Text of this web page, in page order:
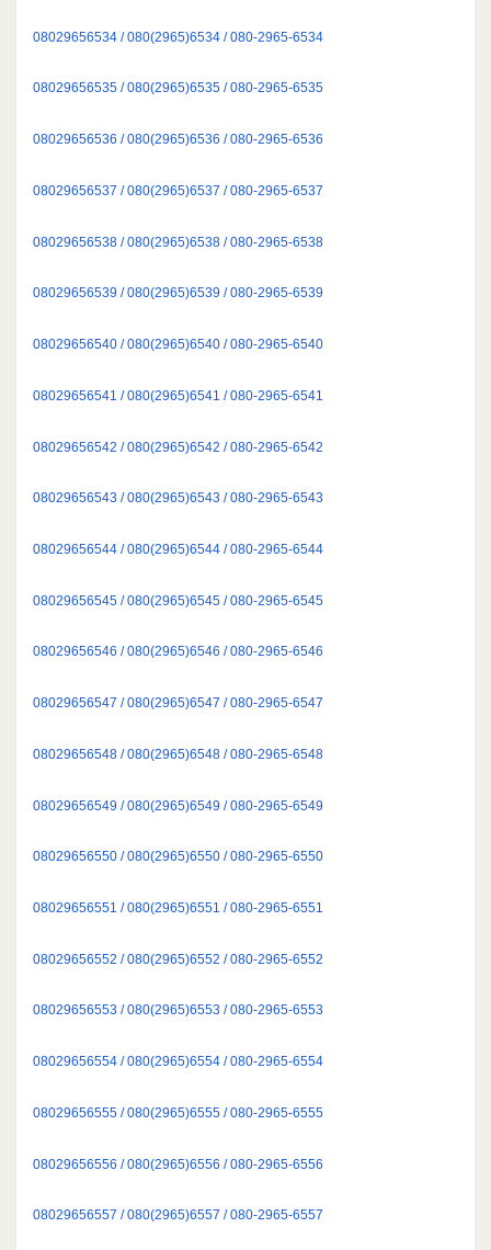
08029656534 / 080(2965)6534 / 080-2965-6534
08029656535 / 080(2965)6535 / 080-2965-6535
08029656536 / 080(2965)6536 / 080-2965-6536
08029656537 / 080(2965)6537 / 080-2965-6537
08029656538 / 080(2965)6538 / 080-2965-6538
08029656539 / 080(2965)6539 / 080-2965-6539
08029656540 / 080(2965)6540 / 080-2965-6540
08029656541 / 080(2965)6541 / 080-2965-6541
08029656542 / 080(2965)6542 / 080-2965-6542
08029656543 / 080(2965)6543 / 080-2965-6543
08029656544 / 080(2965)6544 / 080-2965-6544
08029656545 / 080(2965)6545 / 080-2965-6545
08029656546 / 080(2965)6546 / 080-2965-6546
08029656547 / 080(2965)6547 / 080-2965-6547
08029656548 / 080(2965)6548 / 080-2965-6548
08029656549 / 080(2965)6549 / 080-2965-6549
08029656550 / 080(2965)6550 / 080-2965-6550
08029656551 / 080(2965)6551 / 080-2965-6551
08029656552 / 080(2965)6552 / 080-2965-6552
08029656553 / 080(2965)6553 / 080-2965-6553
08029656554 / 080(2965)6554 / 080-2965-6554
08029656555 / 080(2965)6555 / 080-2965-6555
08029656556 / 080(2965)6556 / 080-2965-6556
08029656557 / 080(2965)6557 / 080-2965-6557